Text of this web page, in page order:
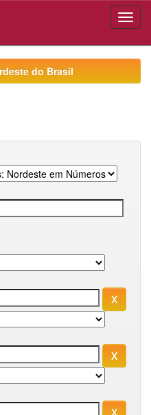
do Brasil